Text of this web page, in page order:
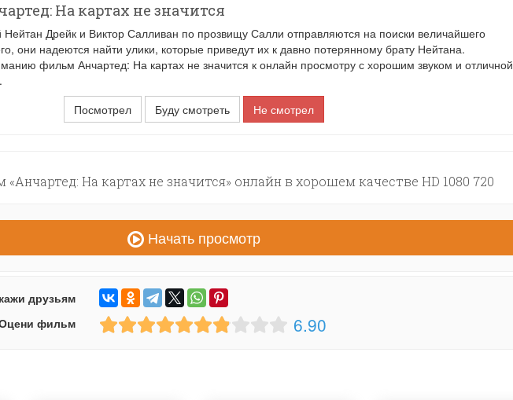
На картах не значится
Нейтан Дрейк и Виктор Салливан по прозвищу Салли отправляются на поиски величайшего
они надеются найти улики, которые приведут их к давно потерянному брату Нейтана.
фильм Анчартед: На картах не значится к онлайн просмотру с хорошим звуком и отличной
Посмотрел
Буду смотреть Не смотрел
На картах не значится» онлайн в хорошем качестве HD 1080 720
Начать просмотр
друзьям
фильм
6.90